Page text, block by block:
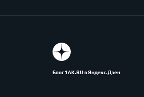
Блог 1АК.RU в Яндекс.Дзен